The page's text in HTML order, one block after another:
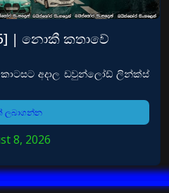
| නොකී කතාවේ
අදාල ඩවුන්ලෝඩ් ලින්ක්ස්
ලබාගන්න
8, 2026